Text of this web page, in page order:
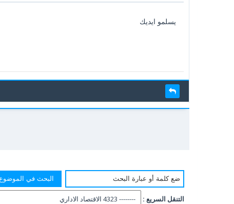
يسلمو ايديك
التنقل السريع :